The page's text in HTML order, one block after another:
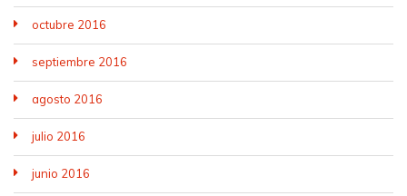
octubre 2016
septiembre 2016
agosto 2016
julio 2016
junio 2016